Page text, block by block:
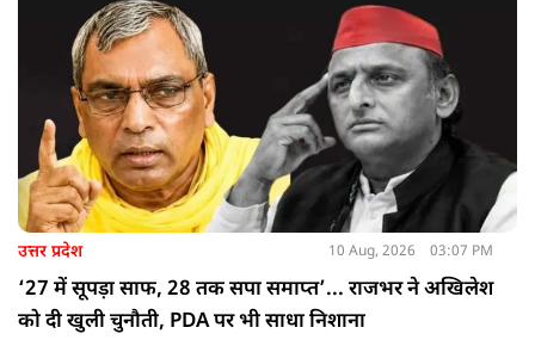
उत्तर प्रदेश 10 Aug, 2026 03:07 PM
‘27 में सूपड़ा साफ, 28 तक सपा समाप्त’... राजभर ने अखिलेश
को दी खुली चुनौती, PDA पर भी साधा निशाना